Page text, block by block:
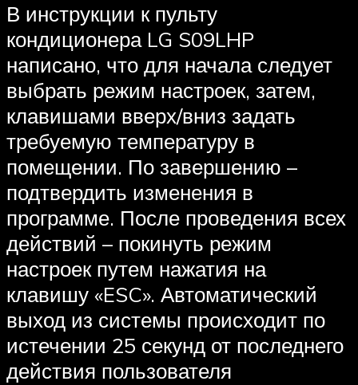
В инструкции к пульту
кондиционера LG S09LHP
написано, что для начала следует
выбрать режим настроек, затем,
клавишами вверх/вниз задать
требуемую температуру в
помещении. По завершению –
подтвердить изменения в
программе. После проведения всех
действий – покинуть режим
настроек путем нажатия на
клавишу «ESC». Автоматический
выход из системы происходит по
истечении 25 секунд от последнего
действия пользователя